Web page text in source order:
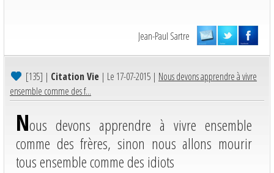
Jean-Paul Sartre
[135] | Citation Vie | Le 17-07-2015 | Nous devons apprendre à vivre
ensemble comme des f...
Nous devons apprendre à vivre ensemble
comme des frères, sinon nous allons mourir
tous ensemble comme des idiots